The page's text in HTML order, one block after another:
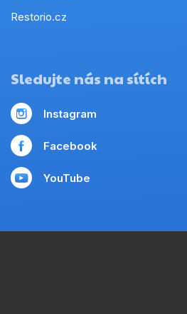
Restorio.cz
Sledujte nás na sítích
Instagram
Facebook
YouTube